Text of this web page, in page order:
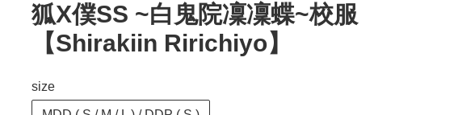
狐X僕SS ~白鬼院凜凜蝶~校服
【Shirakiin Ririchiyo】
size